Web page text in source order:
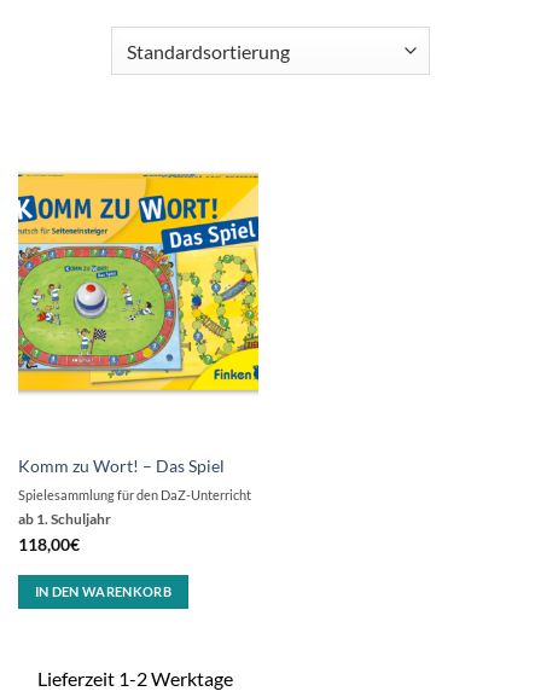
Komm zu Wort! – Das Spiel
ab 1. Schuljahr
118,00€
Spielesammlung für den DaZ-Unterricht
IN DEN WARENKORB
Lieferzeit 1-2 Werktage